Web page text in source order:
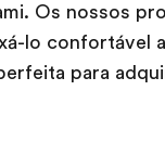
Os nossos
lo confortável
para